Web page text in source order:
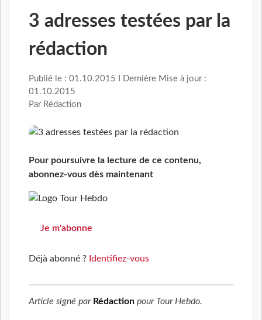
3 adresses testées par la
rédaction
Publié le : 01.10.2015 I Dernière Mise à jour :
01.10.2015
Par Rédaction
Pour poursuivre la lecture de ce contenu,
abonnez-vous dès maintenant
Je m'abonne
Déjà abonné ? Identifiez-vous
Article signé par Rédaction pour Tour Hebdo.